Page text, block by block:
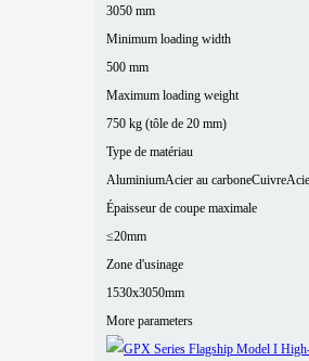
3050 mm
Minimum loading width
500 mm
Maximum loading weight
750 kg (tôle de 20 mm)
Type de matériau
AluminiumAcier au carboneCuivre
Épaisseur de coupe maximale
≤20mm
Zone d'usinage
1530x3050mm
More parameters